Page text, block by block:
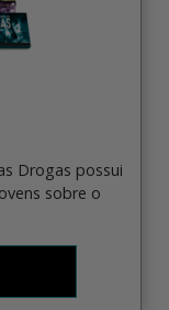
Drogas possui
sobre o